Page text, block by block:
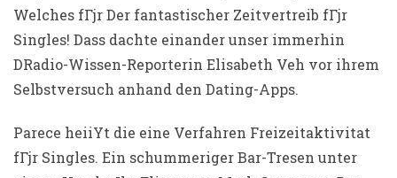
Welches fГјr Der fantastischer Zeitvertreib fГјr
Singles! Dass dachte einander unser immerhin
DRadio-Wissen-Reporterin Elisabeth Veh vor ihrem
Selbstversuch anhand den Dating-Apps.
Parece heiiYt die eine Verfahren Freizeitaktivitat
fГјr Singles. Ein schummeriger Bar-Tresen unter